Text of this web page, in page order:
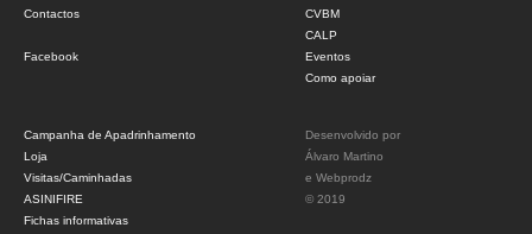
Contactos
Facebook
CVBM
CALP
Eventos
Como apoiar
Campanha de Apadrinhamento
Loja
Visitas/Caminhadas
ASINIFIRE
Fichas informativas
Desenvolvido por
Álvaro Martino
e Webprodz
© 2019